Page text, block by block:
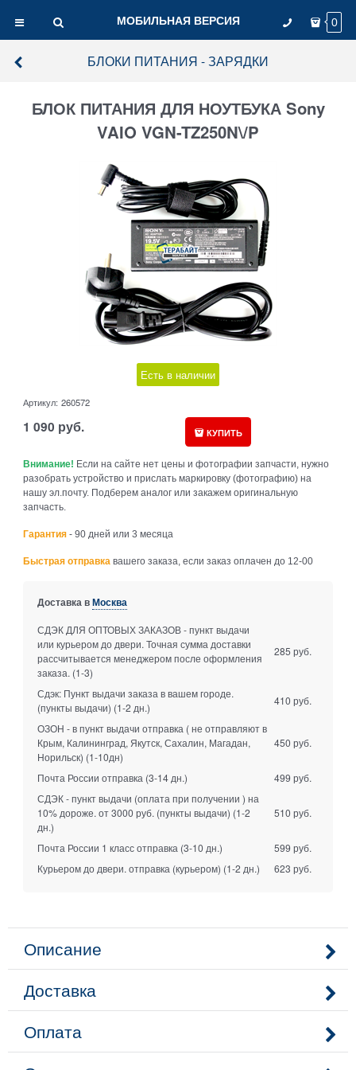
МОБИЛЬНАЯ ВЕРСИЯ 0
БЛОКИ ПИТАНИЯ - ЗАРЯДКИ
БЛОК ПИТАНИЯ ДЛЯ НОУТБУКА Sony
VAIO VGN-TZ250N\/P
Есть в наличии
Артикул: 260572
1 090 руб. КУПИТЬ
Внимание! Если на сайте нет цены и фотографии запчасти, нужно
разобрать устройство и прислать маркировку (фотографию) на
нашу эл.почту. Подберем аналог или закажем оригинальную
запчасть.
Гарантия - 90 дней или 3 месяца
Быстрая отправка вашего заказа, если заказ оплачен до 12-00
Доставка вМосква
СДЭК ДЛЯ ОПТОВЫХ ЗАКАЗОВ - пункт выдачи
или курьером до двери. Точная сумма доставки
рассчитывается менеджером после оформления
заказа. (1-3)
285 руб.
Сдэк: Пункт выдачи заказа в вашем городе.
(пункты выдачи) (1-2 дн.)
410 руб.
ОЗОН - в пункт выдачи отправка ( не отправляют в
Крым, Калининград, Якутск, Сахалин, Магадан,
Норильск) (1-10дн)
450 руб.
Почта России отправка (3-14 дн.)
499 руб.
СДЭК - пункт выдачи (оплата при получении ) на
10% дороже. от 3000 руб. (пункты выдачи) (1-2
дн.)
510 руб.
Почта России 1 класс отправка (3-10 дн.)
599 руб.
Курьером до двери. отправка (курьером) (1-2 дн.) 623 руб.
Описание
Доставка
Оплата